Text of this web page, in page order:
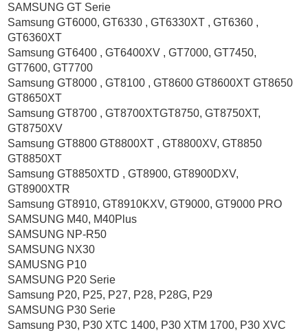
SAMSUNG GT Serie
Samsung GT6000, GT6330 , GT6330XT , GT6360 ,
GT6360XT
Samsung GT6400 , GT6400XV , GT7000, GT7450,
GT7600, GT7700
Samsung GT8000 , GT8100 , GT8600 GT8600XT GT8650
GT8650XT
Samsung GT8700 , GT8700XTGT8750, GT8750XT,
GT8750XV
Samsung GT8800 GT8800XT , GT8800XV, GT8850
GT8850XT
Samsung GT8850XTD , GT8900, GT8900DXV,
GT8900XTR
Samsung GT8910, GT8910KXV, GT9000, GT9000 PRO
SAMSUNG M40, M40Plus
SAMSUNG NP-R50
SAMSUNG NX30
SAMUSNG P10
SAMSUNG P20 Serie
Samsung P20, P25, P27, P28, P28G, P29
SAMSUNG P30 Serie
Samsung P30, P30 XTC 1400, P30 XTM 1700, P30 XVC